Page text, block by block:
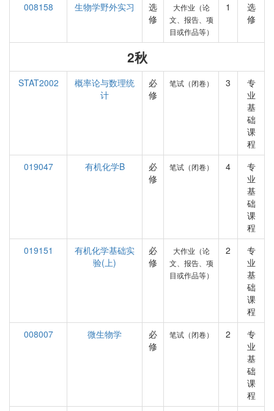
008158 生物学野外实习
选
修
大作业（论
文、报告、项
目或作品等）
1
选
修
2秋
STAT2002
概率论与数理统
计
必
修
笔试（闭卷） 3
专
业
基
础
课
程
019047
有机化学B
必
修
笔试（闭卷） 4
专
业
基
础
课
程
019151
有机化学基础实
验(上)
必
修
大作业（论
文、报告、项
目或作品等）
2
专
业
基
础
课
程
008007
微生物学
必
修
笔试（闭卷） 2
专
业
基
础
课
程